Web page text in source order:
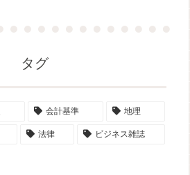
タグ
会計基準 地理
法律 ビジネス雑誌